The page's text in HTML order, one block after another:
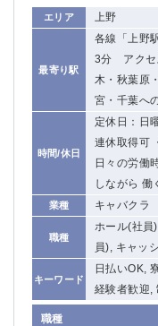
エリア 上野
最寄り駅
各線「上野
3分 アクセ
木・秋葉原
宮・千葉へ
時間/休日
定休日：日
連休取得可
日々の労働
しながら 働
業種 キャバクラ
職種
ホール(社員
員), キャッ
キーワード
日払いOK,
経験者歓迎,
職種